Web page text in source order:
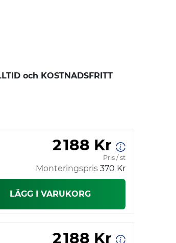
och KOSTNADSFRITT
2 188 Kr
Pris / st
Monteringspris 370 Kr
LÄGG I VARUKORG
2 188 Kr